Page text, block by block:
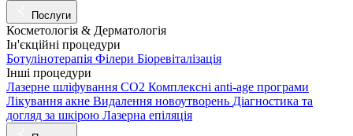
Послуги
Косметологія & Дерматологія
Ін'єкційні процедури
Ботулінотерапія Філери Біоревіталізація
Інші процедури
Лазерне шліфування СО2 Комплексні anti-age програми
Лікування акне Видалення новоутворень Діагностика та
догляд за шкірою Лазерна епіляція